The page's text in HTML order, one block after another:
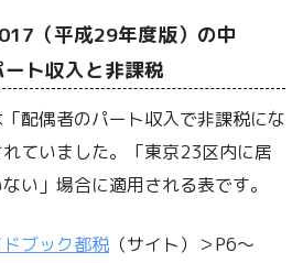
（平成29年度版）の中
ト収入と非課税
配偶者のパート収入で非課税にな
ていました。「東京23区内に居
い」場合に適用される表です。
ブック都税 （サイト）＞P6～